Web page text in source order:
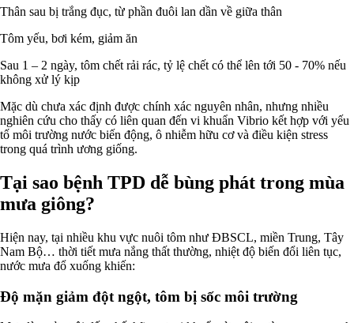
Thân sau bị trắng đục, từ phần đuôi lan dần về giữa thân
Tôm yếu, bơi kém, giảm ăn
Sau 1 – 2 ngày, tôm chết rải rác, tỷ lệ chết có thể lên tới 50 - 70% nếu
không xử lý kịp
Mặc dù chưa xác định được chính xác nguyên nhân, nhưng nhiều
nghiên cứu cho thấy có liên quan đến vi khuẩn Vibrio kết hợp với yếu
tố môi trường nước biến động, ô nhiễm hữu cơ và điều kiện stress
trong quá trình ương giống.
Tại sao bệnh TPD dễ bùng phát trong mùa
mưa giông?
Hiện nay, tại nhiều khu vực nuôi tôm như ĐBSCL, miền Trung, Tây
Nam Bộ… thời tiết mưa nắng thất thường, nhiệt độ biến đổi liên tục,
nước mưa đổ xuống khiến:
Độ mặn giảm đột ngột, tôm bị sốc môi trường